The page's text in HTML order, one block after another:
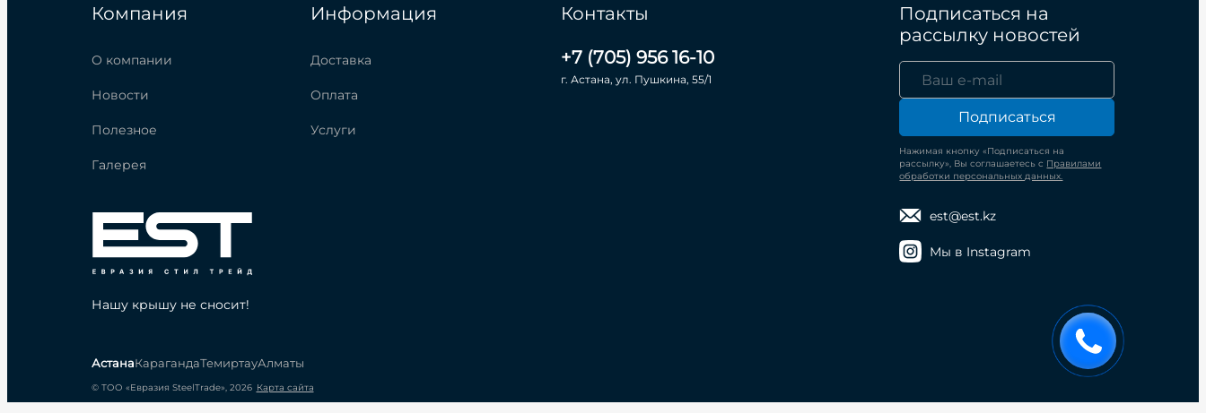
Компания
О компании
Новости
Полезное
Галерея
Информация
Доставка
Оплата
Услуги
Контакты
+7 (705) 956 16-10
г. Астана, ул. Пушкина, 55/1
Подписаться на
рассылку новостей
Подписаться
Нажимая кнопку «Подписаться на
рассылку», Вы соглашаетесь с Правилами
обработки персональных данных.
est@est.kz
Мы в Instagram
Нашу крышу не сносит!
АстанаКарагандаТемиртауАлматы
© ТОО «Евразия SteelTrade», 2026 Карта сайта